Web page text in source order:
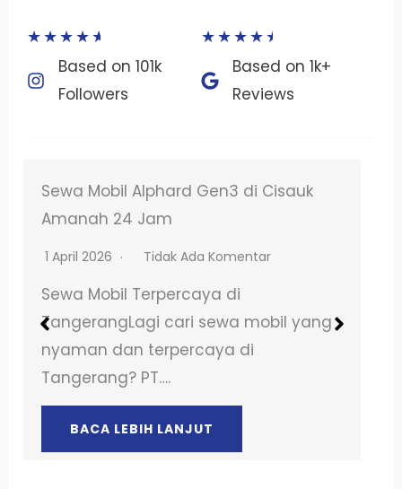
★★★★★
Based on 101k
Followers​
★★★★★
Based on 1k+
Reviews​
TransGo Alphard Sewa Mobil
Tangerang No DP Mewah
7 Februari 2026 Tidak Ada Komentar
Sewa Mobil Terpercaya di
TangerangLagi cari sewa mobil yang
nyaman dan terpercaya di
Tangerang? PT….
BACA LEBIH LANJUT